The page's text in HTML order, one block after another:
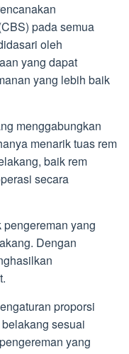
pada semua
oleh
yang dapat
yang lebih baik
menggabungkan
menarik tuas rem
baik rem
secara
yang
Dengan
proporsi
sesuai
yang